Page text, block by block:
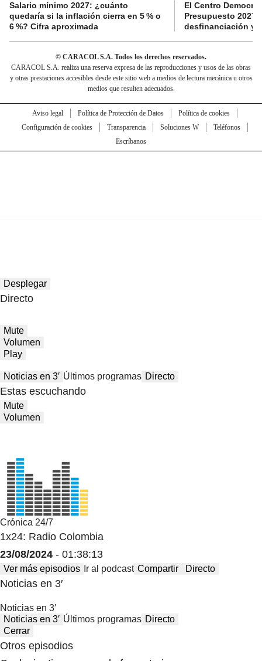
Salario mínimo 2027: ¿cuánto
quedaría si la inflación cierra en 5 % o
6 %? Cifra aproximada
El Centro
Presupuesto 2027
desfinanciación y
© CARACOL S.A. Todos los derechos reservados.
CARACOL S.A. realiza una reserva expresa de las reproducciones y usos de las obras
y otras prestaciones accesibles desde este sitio web a medios de lectura mecánica u otros
medios que resulten adecuados.
Aviso legal Política de Protección de Datos
Política de cookies
Configuración de cookies
Transparencia Soluciones W
Teléfonos
Escríbanos
Desplegar
Directo
Mute
Volumen
Play
Noticias en 3′ Últimos programas Directo
Estas escuchando
Mute
Volumen
Crónica 24/7
1x24: Radio Colombia
23/08/2024 - 01:38:13
Ver más episodios Ir al podcast Compartir Directo
Noticias en 3′
Noticias en 3′
Noticias en 3′ Últimos programas Directo
Cerrar
Otros episodios